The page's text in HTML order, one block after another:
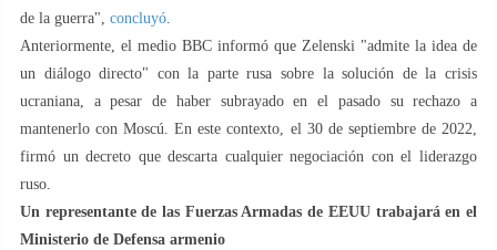
de la guerra", concluyó
Anteriormente, el medio BBC informó que Zelenski "admite la idea de
un diálogo directo" con la parte rusa sobre la solución de la crisis
ucraniana, a pesar de haber subrayado en el pasado su rechazo a
mantenerlo con Moscú. En este contexto, el 30 de septiembre de 2022,
firmó un decreto que descarta cualquier negociación con el liderazgo
ruso.
Un representante de las Fuerzas Armadas de EEUU trabajará en el
Ministerio de Defensa armenio